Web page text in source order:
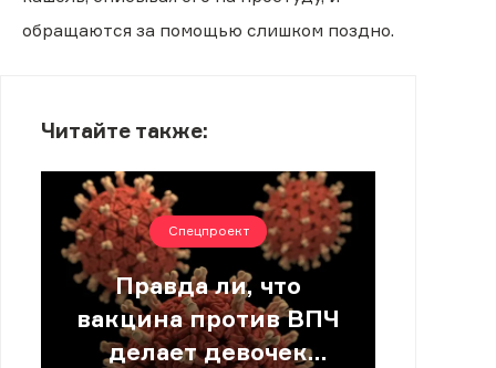
обращаются за помощью слишком поздно.
Читайте также:
Спецпроект
Правда ли, что
вакцина против ВПЧ
делает девочек